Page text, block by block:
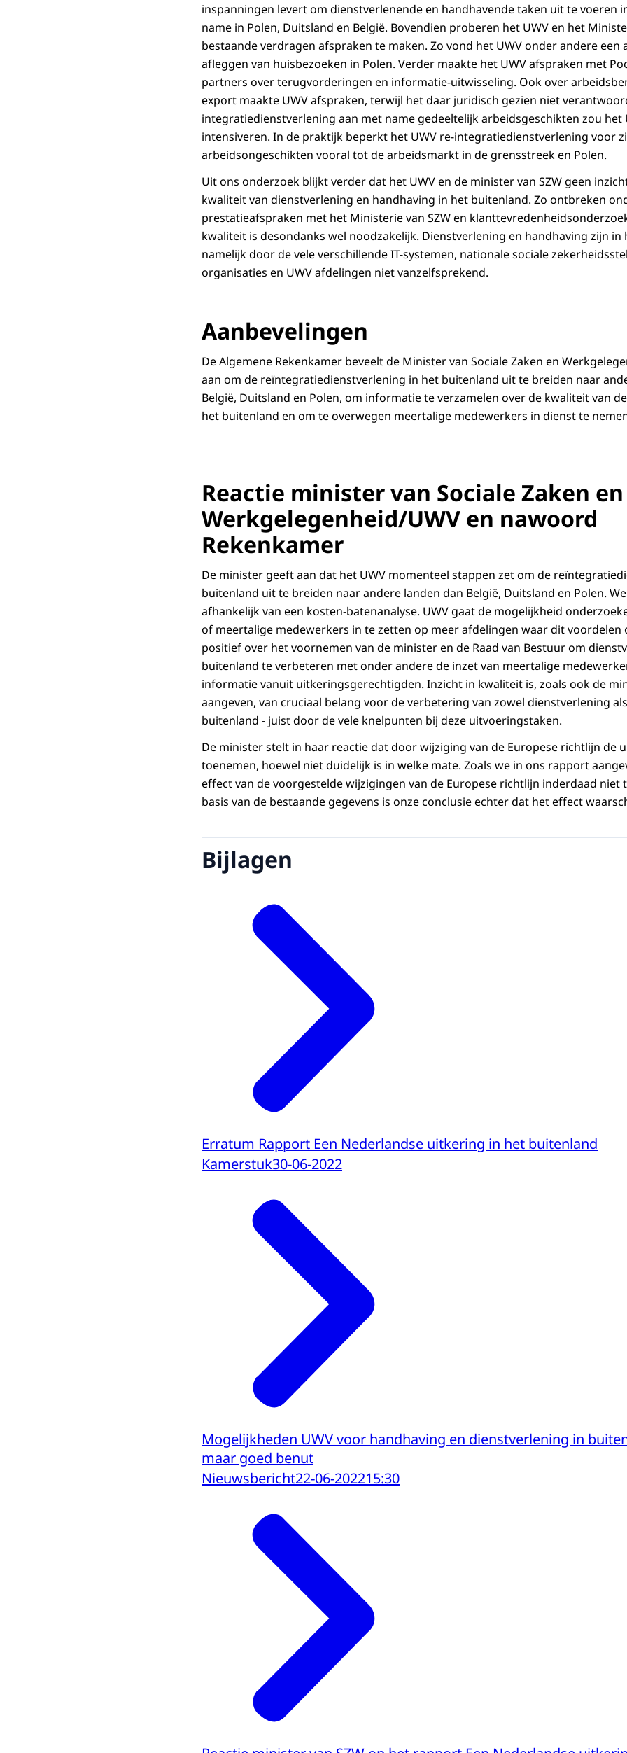
inspanningen levert om dienstverlenende en handhavende taken uit te voeren
name in Polen, Duitsland en België. Bovendien proberen het UWV en het
bestaande verdragen afspraken te maken. Zo vond het UWV onder andere
afleggen van huisbezoeken in Polen. Verder maakte het UWV afspraken met
partners over terugvorderingen en informatie-uitwisseling. Ook over
export maakte UWV afspraken, terwijl het daar juridisch gezien niet
integratiedienstverlening aan met name gedeeltelijk arbeidsgeschikten zou het
intensiveren. In de praktijk beperkt het UWV re-integratiedienstverlening voor
arbeidsongeschikten vooral tot de arbeidsmarkt in de grensstreek en Polen.
Uit ons onderzoek blijkt verder dat het UWV en de minister van SZW geen
kwaliteit van dienstverlening en handhaving in het buitenland. Zo ontbreken
prestatieafspraken met het Ministerie van SZW en
kwaliteit is desondanks wel noodzakelijk. Dienstverlening en handhaving zijn in
namelijk door de vele verschillende IT-systemen, nationale sociale
organisaties en UWV afdelingen niet vanzelfsprekend.
Aanbevelingen
De Algemene Rekenkamer beveelt de Minister van Sociale Zaken en
aan om de reïntegratiedienstverlening in het buitenland uit te breiden naar
België, Duitsland en Polen, om informatie te verzamelen over de kwaliteit van
het buitenland en om te overwegen meertalige medewerkers in dienst te
Reactie minister van Sociale Zaken en
Werkgelegenheid/UWV en nawoord
Rekenkamer
De minister geeft aan dat het UWV momenteel stappen zet om de
buitenland uit te breiden naar andere landen dan België, Duitsland en Polen.
afhankelijk van een kosten-batenanalyse. UWV gaat de mogelijkheid
of meertalige medewerkers in te zetten op meer afdelingen waar dit voordelen
positief over het voornemen van de minister en de Raad van Bestuur om
buitenland te verbeteren met onder andere de inzet van meertalige
informatie vanuit uitkeringsgerechtigden. Inzicht in kwaliteit is, zoals ook de
aangeven, van cruciaal belang voor de verbetering van zowel dienstverlening
buitenland - juist door de vele knelpunten bij deze uitvoeringstaken.
De minister stelt in haar reactie dat door wijziging van de Europese richtlijn de
toenemen, hoewel niet duidelijk is in welke mate. Zoals we in ons rapport
effect van de voorgestelde wijzigingen van de Europese richtlijn inderdaad niet
basis van de bestaande gegevens is onze conclusie echter dat het effect
Bijlagen
Erratum Rapport Een Nederlandse uitkering in het buitenland
Kamerstuk30-06-2022
Mogelijkheden UWV voor handhaving en dienstverlening in
maar goed benut
Nieuwsbericht22-06-202215:30